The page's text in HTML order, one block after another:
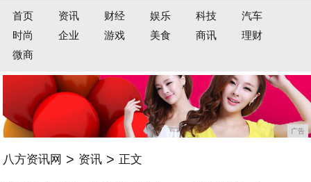
首页 资讯 财经 娱乐 科技
汽车
时尚
企业 游戏 美食 商讯
理财
微商
广告
八方资讯网 > 资讯 > 正文